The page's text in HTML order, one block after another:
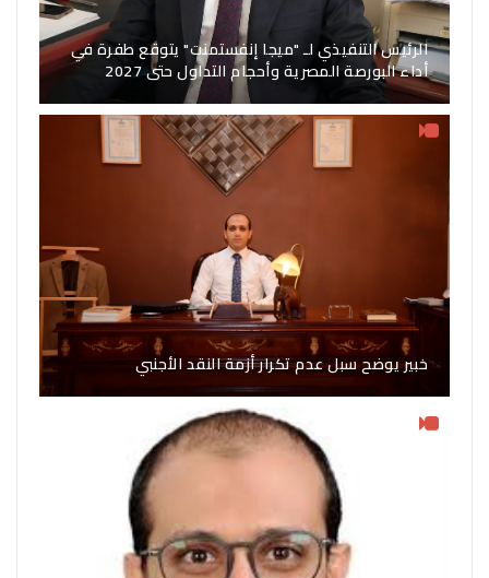
الرئيس التنفيذي لـ "ميجا إنفستمنت" يتوقع طفرة في
أداء البورصة المصرية وأحجام التداول حتى 2027
خبير يوضح سبل عدم تكرار أزمة النقد الأجنبي